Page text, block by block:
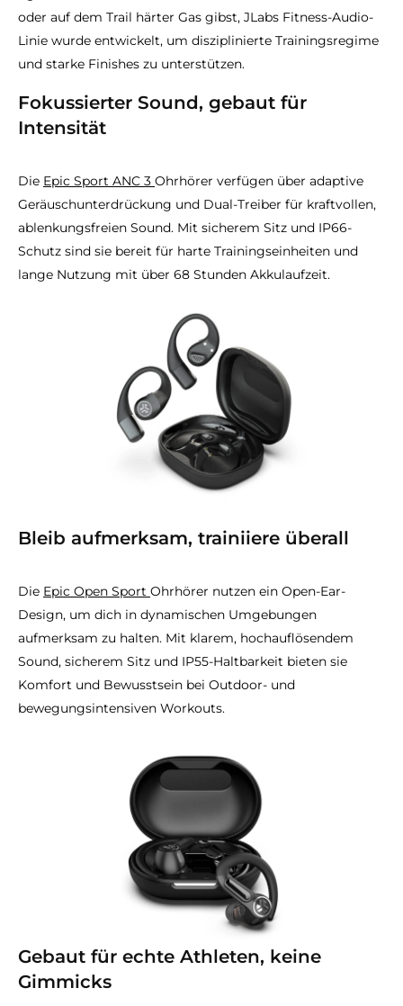
oder auf dem Trail härter Gas gibst, JLabs Fitness-Audio-
Linie wurde entwickelt, um disziplinierte Trainingsregime
und starke Finishes zu unterstützen.
Fokussierter Sound, gebaut für
Intensität
Die Epic Sport ANC 3 Ohrhörer verfügen über adaptive
Geräuschunterdrückung und Dual-Treiber für kraftvollen,
ablenkungsfreien Sound. Mit sicherem Sitz und IP66-
Schutz sind sie bereit für harte Trainingseinheiten und
lange Nutzung mit über 68 Stunden Akkulaufzeit.
Bleib aufmerksam, trainiiere überall
Die Epic Open Sport Ohrhörer nutzen ein Open-Ear-
Design, um dich in dynamischen Umgebungen
aufmerksam zu halten. Mit klarem, hochauflösendem
Sound, sicherem Sitz und IP55-Haltbarkeit bieten sie
Komfort und Bewusstsein bei Outdoor- und
bewegungsintensiven Workouts.
Gebaut für echte Athleten, keine
Gimmicks